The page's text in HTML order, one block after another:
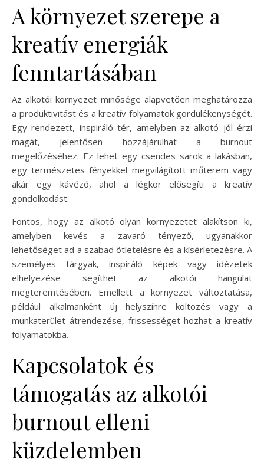
A környezet szerepe a
kreatív energiák
fenntartásában
Az alkotói környezet minősége alapvetően meghatározza
a produktivitást és a kreatív folyamatok gördülékenységét.
Egy rendezett, inspiráló tér, amelyben az alkotó jól érzi
magát, jelentősen hozzájárulhat a burnout
megelőzéséhez. Ez lehet egy csendes sarok a lakásban,
egy természetes fényekkel megvilágított műterem vagy
akár egy kávézó, ahol a légkör elősegíti a kreatív
gondolkodást.
Fontos, hogy az alkotó olyan környezetet alakítson ki,
amelyben kevés a zavaró tényező, ugyanakkor
lehetőséget ad a szabad ötletelésre és a kísérletezésre. A
személyes tárgyak, inspiráló képek vagy idézetek
elhelyezése segíthet az alkotói hangulat
megteremtésében. Emellett a környezet változtatása,
például alkalmanként új helyszínre költözés vagy a
munkaterület átrendezése, frissességet hozhat a kreatív
folyamatokba.
Kapcsolatok és
támogatás az alkotói
burnout elleni
küzdelemben